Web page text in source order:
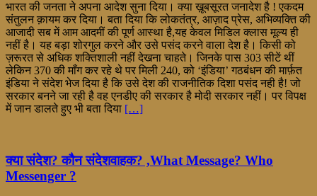
भारत की जनता ने अपना आदेश सुना दिया। क्या ख़ूबसूरत जनादेश है ! एकदम
संतुलन क़ायम कर दिया। बता दिया कि लोकतंत्र, आज़ाद प्रेस, अभिव्यक्ति की
आजादी सब में आम आदमीं की पूर्ण आस्था है,यह केवल मिडिल क्लास मूल्य ही
नहीं है। यह बड़ा शोरगुल करने और उसे पसंद करने वाला देश है। किसी को
ज़रूरत से अधिक शक्तिशाली नहीं देखना चाहते। जिनके पास 303 सीटें थीं
लेकिन 370 की माँग कर रहे थे पर मिली 240, को ‘इंडिया’ गठबंधन की मार्फ़त
इंडिया ने संदेश भेज दिया है कि उसे देश की राजनीतिक दिशा पसंद नही है! जो
सरकार बनने जा रही है वह एनडीए की सरकार है मोदी सरकार नहीं। पर विपक्ष
में जान डालते हुए भी बता दिया […]
क्या संदेश? कौन संदेशवाहक? ,What Message? Who
Messenger ?